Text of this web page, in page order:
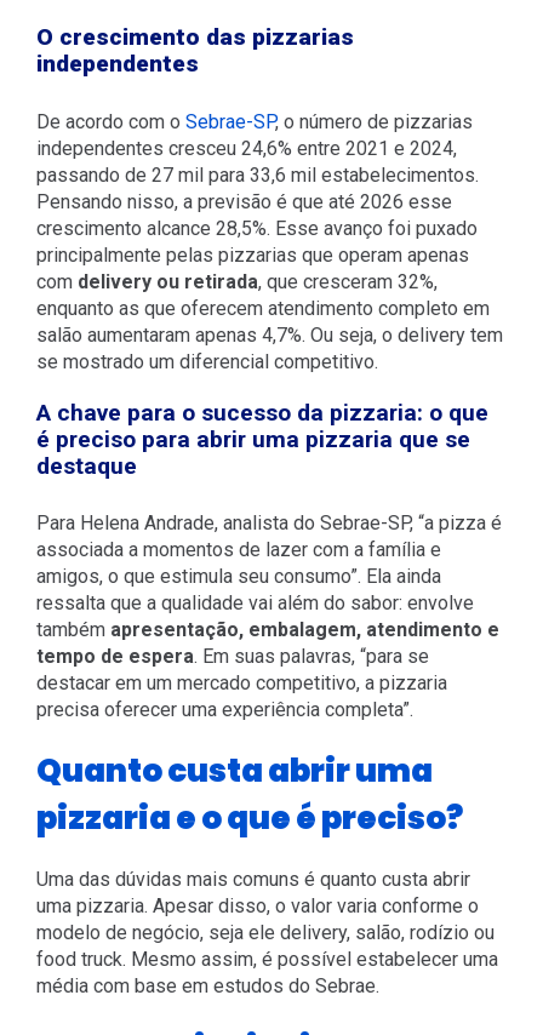
O crescimento das pizzarias
independentes
De acordo com o Sebrae-SP, o número de pizzarias
independentes cresceu 24,6% entre 2021 e 2024,
passando de 27 mil para 33,6 mil estabelecimentos.
Pensando nisso, a previsão é que até 2026 esse
crescimento alcance 28,5%. Esse avanço foi puxado
principalmente pelas pizzarias que operam apenas
com delivery ou retirada, que cresceram 32%,
enquanto as que oferecem atendimento completo em
salão aumentaram apenas 4,7%. Ou seja, o delivery tem
se mostrado um diferencial competitivo.
A chave para o sucesso da pizzaria: o que
é preciso para abrir uma pizzaria que se
destaque
Para Helena Andrade, analista do Sebrae-SP, “a pizza é
associada a momentos de lazer com a família e
amigos, o que estimula seu consumo”. Ela ainda
ressalta que a qualidade vai além do sabor: envolve
também apresentação, embalagem, atendimento e
tempo de espera. Em suas palavras, “para se
destacar em um mercado competitivo, a pizzaria
precisa oferecer uma experiência completa”.
Quanto custa abrir uma
pizzaria e o que é preciso?
Uma das dúvidas mais comuns é quanto custa abrir
uma pizzaria. Apesar disso, o valor varia conforme o
modelo de negócio, seja ele delivery, salão, rodízio ou
food truck. Mesmo assim, é possível estabelecer uma
média com base em estudos do Sebrae.